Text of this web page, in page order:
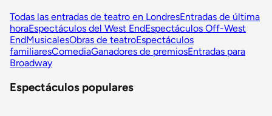
Todas las entradas de teatro en LondresEntradas de última
horaEspectáculos del West EndEspectáculos Off-West
EndMusicalesObras de teatroEspectáculos
familiaresComediaGanadores de premiosEntradas para
Broadway
Espectáculos populares